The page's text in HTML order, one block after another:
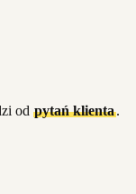
od pytań klienta.